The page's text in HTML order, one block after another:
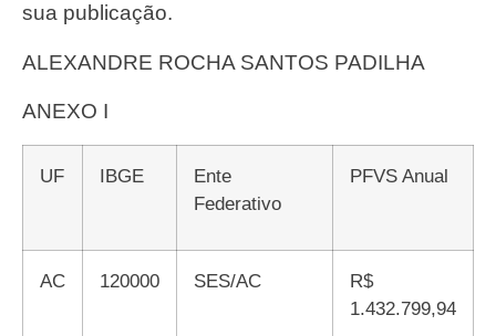
sua publicação.
ALEXANDRE ROCHA SANTOS PADILHA
ANEXO I
UF IBGE
Ente
Federativo
PFVS Anual
AC 120000 SES/AC
R$
1.432.799,94